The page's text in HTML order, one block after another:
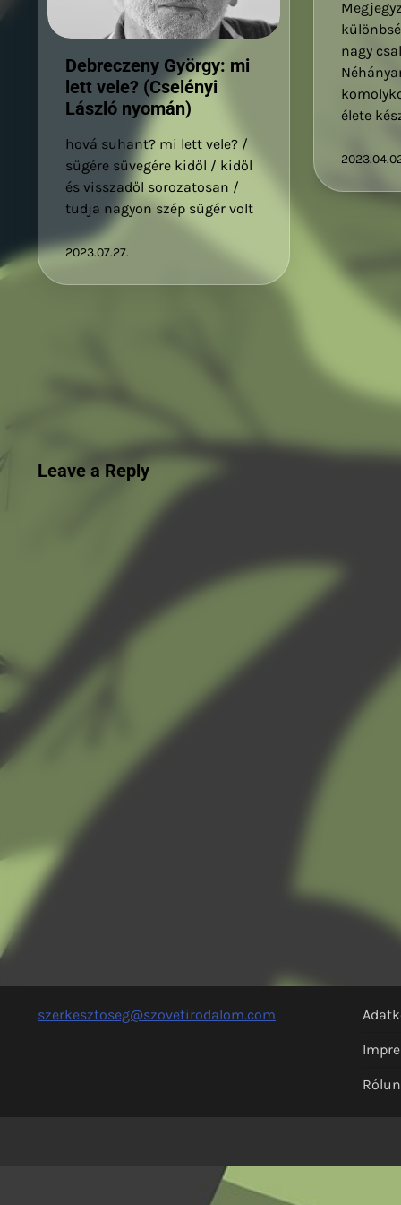
Debreczeny György: mi
lett vele? (Cselényi
László nyomán)
hová suhant? mi lett vele? /
sügére süvegére kidől / kidől
és visszadől sorozatosan /
tudja nagyon szép sügér volt
2023.07.27.
nagy
élete
Leave a Reply
szerkesztoseg@szovetirodalom.com